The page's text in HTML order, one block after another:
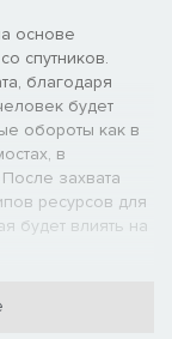
основе
спутников.
благодаря
будет
обороты как в
в
захвата
ресурсов для
будет влиять на
действий